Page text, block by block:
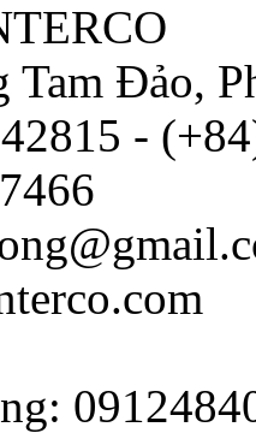
Tam Đảo,
-